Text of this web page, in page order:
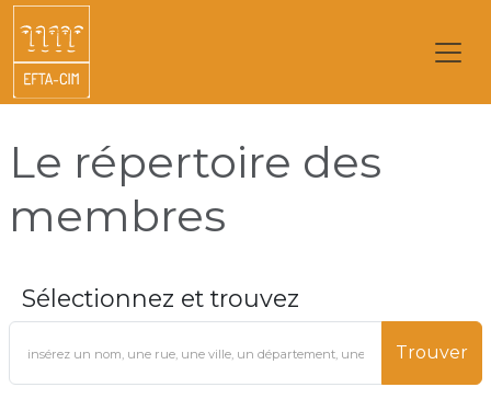
Le répertoire des
membres
Sélectionnez et trouvez
Trouver